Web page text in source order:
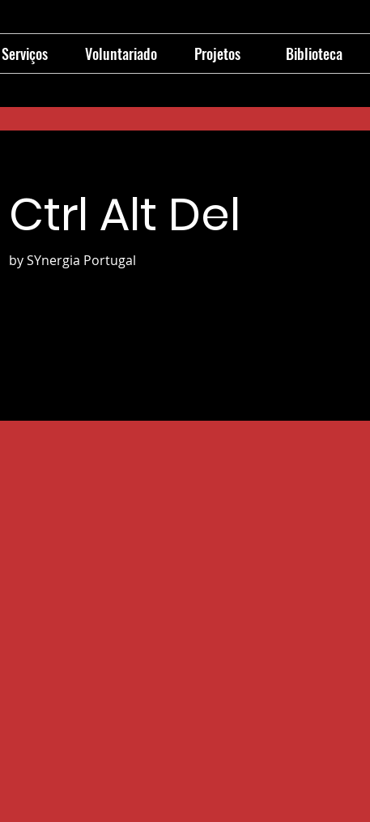
Serviços Voluntariado Projetos Biblioteca
Ctrl Alt Del
by SYnergia Portugal